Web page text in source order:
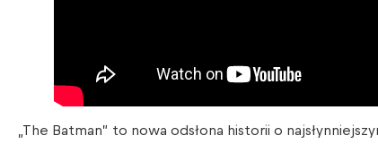
„The Batman” to nowa odsłona historii o